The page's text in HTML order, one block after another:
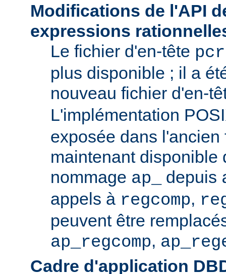
Modifications de l'API
expressions
Le fichier d'en-tête
plus disponible ; il a
nouveau fichier d'en-
L'implémentation
exposée dans
maintenant disponible
nommage ap_ depuis
appels à regcomp,
peuvent être
ap_regcomp,
Cadre d'application